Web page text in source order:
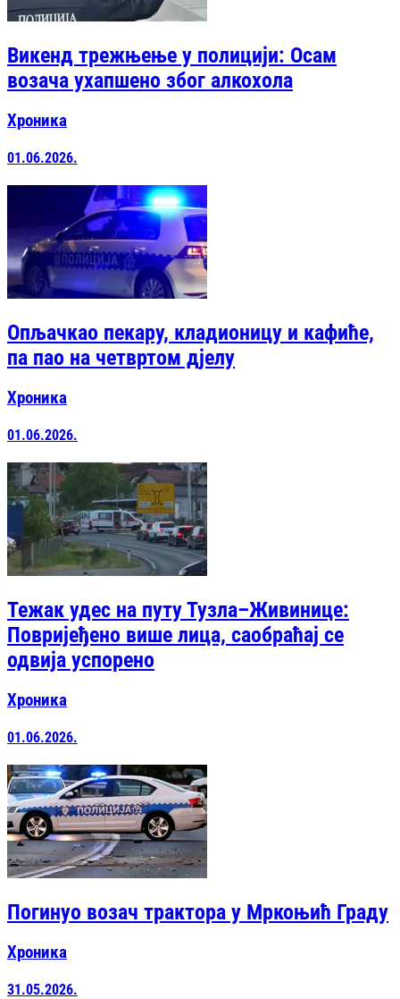
Викенд трежњење у полицији: Осам
возача ухапшено због алкохола
Хроника
01.06.2026.
Опљачкао пекару, кладионицу и кафиће,
па пао на четвртом дјелу
Хроника
01.06.2026.
Тежак удес на путу Тузла–Живинице:
Повријеђено више лица, саобраћај се
одвија успорено
Хроника
01.06.2026.
Погинуо возач трактора у Мркоњић Граду
Хроника
31.05.2026.